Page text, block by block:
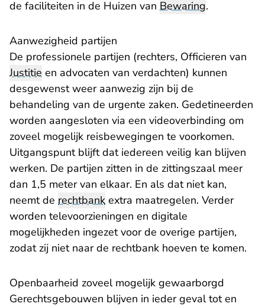
de faciliteiten in de Huizen van Bewaring.
Aanwezigheid partijen
De professionele partijen (rechters, Officieren van
Justitie en advocaten van verdachten) kunnen
desgewenst weer aanwezig zijn bij de
behandeling van de urgente zaken. Gedetineerden
worden aangesloten via een videoverbinding om
zoveel mogelijk reisbewegingen te voorkomen.
Uitgangspunt blijft dat iedereen veilig kan blijven
werken. De partijen zitten in de zittingszaal meer
dan 1,5 meter van elkaar. En als dat niet kan,
neemt de rechtbank extra maatregelen. Verder
worden televoorzieningen en digitale
mogelijkheden ingezet voor de overige partijen,
zodat zij niet naar de rechtbank hoeven te komen.
Openbaarheid zoveel mogelijk gewaarborgd
Gerechtsgebouwen blijven in ieder geval tot en